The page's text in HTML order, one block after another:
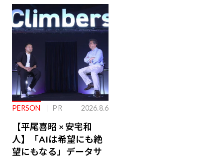
ジ会員特典あり】
PERSON PR 2026.8.6
【平尾喜昭 × 安宅和
人】「AIは希望にも絶
望にもなる」データサ